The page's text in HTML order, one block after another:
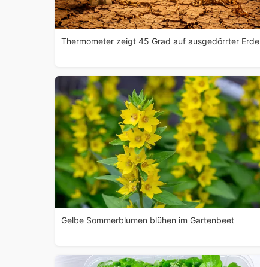
Thermometer zeigt 45 Grad auf ausgedörrter Erde
Gelbe Sommerblumen blühen im Gartenbeet